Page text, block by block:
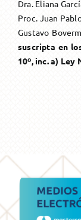
Dra. Eliana
Proc. Juan
Gustavo
suscripta en
10º, inc. a) Ley